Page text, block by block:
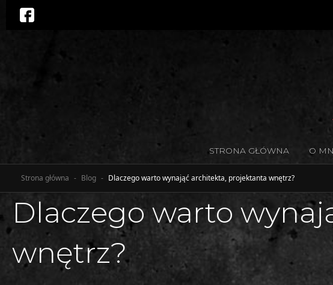
STRONA GŁÓWNA O
Strona główna - Blog - Dlaczego warto wynająć architekta, projektanta wnętrz?
Dlaczego warto
wnętrz?